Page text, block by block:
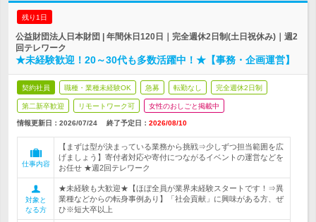
残り1日
公益財団法人日本財団 | 年間休日120日｜完全週休2日制(土日祝休み)｜週2
回テレワーク
★未経験歓迎！20～30代も多数活躍中！★【事務・企画運営】
契約社員 職種・業種未経験OK 急募 転勤なし 完全週休2日制
第二新卒歓迎 リモートワーク可 女性のおしごと掲載中
情報更新日：2026/07/24 終了予定日： 2026/08/10
仕事内容
【まずは型が決まっている業務から挑戦⇒少しずつ担当範囲を広
げましょう】寄付者対応や寄付につながるイベントの運営などを
お任せ ★週2回テレワーク
対象と
なる方
★未経験も大歓迎★【ほぼ全員が業界未経験スタートです！⇒異
業種などからの転身事例あり】「社会貢献」に興味がある方、ぜ
ひ※短大卒以上